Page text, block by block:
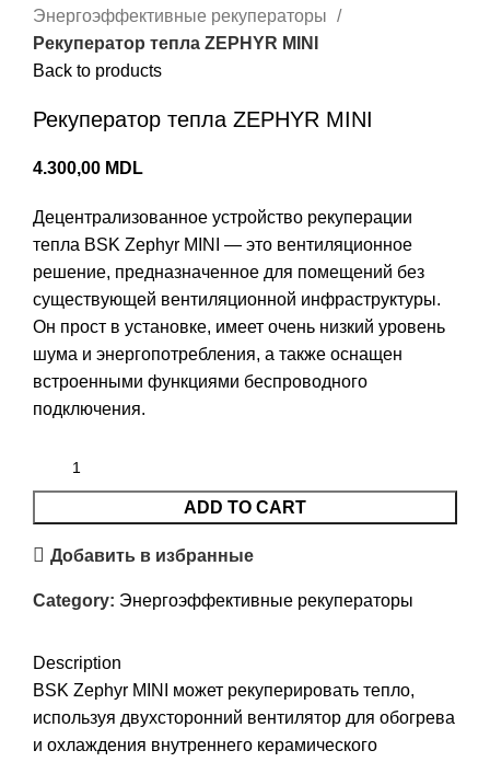
Энергоэффективные рекуператоры
Рекуператор тепла ZEPHYR MINI
Back to products
Рекуператор тепла ZEPHYR MINI
4.300,00 MDL
Децентрализованное устройство рекуперации
тепла BSK Zephyr MINI — это вентиляционное
решение, предназначенное для помещений без
существующей вентиляционной инфраструктуры.
Он прост в установке, имеет очень низкий уровень
шума и энергопотребления, а также оснащен
встроенными функциями беспроводного
подключения.
ADD TO CART
Добавить в избранные
Category: Энергоэффективные рекуператоры
Description
BSK Zephyr MINI может рекуперировать тепло,
используя двухсторонний вентилятор для обогрева
и охлаждения внутреннего керамического